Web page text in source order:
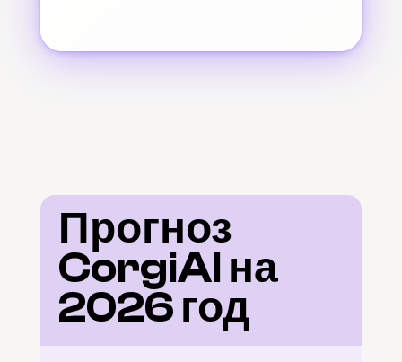
Прогноз
CorgiAI на
2026 год